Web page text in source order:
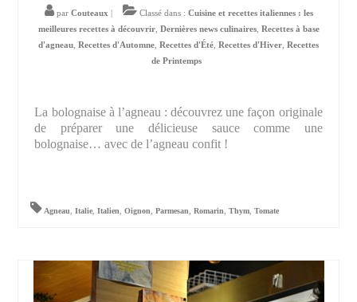
par Couteaux Classé dans : Cuisine et recettes italiennes : les
meilleures recettes à découvrir, Dernières news culinaires, Recettes à base
d'agneau Recettes d'Automne Recettes d'Été Recettes d'Hiver Recettes
de Printemps
La bolognaise à l’agneau : découvrez une façon originale
de préparer une délicieuse sauce comme une
bolognaise… avec de l’agneau confit !
Agneau,Italie,Italien,Oignon,Parmesan,Romarin,Thym,Tomate